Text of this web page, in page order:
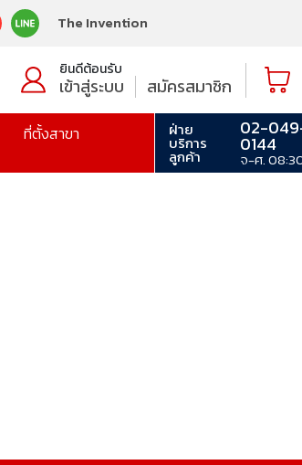
The Invention
ยินดีต้อนรับ
เข้าสู่ระบบ สมัครสมาชิก
ที่ตั้งสาขา ฝ่าย
บริการ
ลูกค้า
02-
0144
จ-ศ.